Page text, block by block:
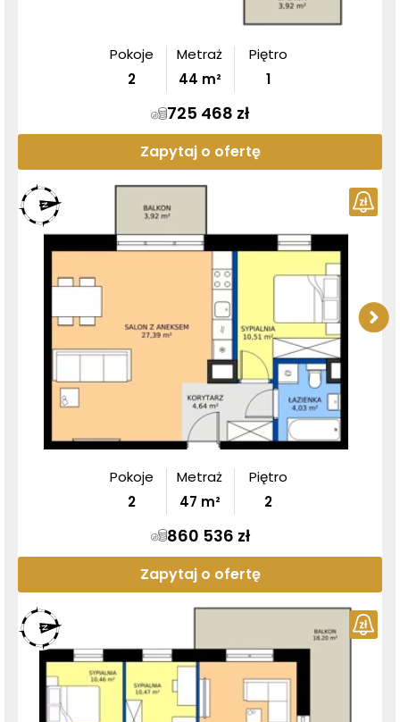
Pokoje
2
Metraż
44 m²
Piętro
1
725 468 zł
Zapytaj o ofertę
Pokoje
2
Metraż
47 m²
Piętro
2
860 536 zł
Zapytaj o ofertę